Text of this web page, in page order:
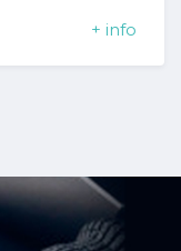
+ info